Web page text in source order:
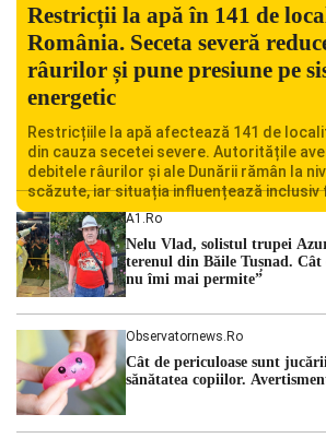
Restricții la apă în 141 de
România. Seceta severă
râurilor și pune presiune pe
energetic
Restricțiile la apă afectează 141 de
din cauza secetei severe. Autoritățile
debitele râurilor și ale Dunării rămân la
scăzute, iar situația influențează
Centralei Nucleare de la Cernavodă.
cu una dintre cele mai dificile perioade
hidrologic din ultimii ani. Lipsa […]
A1.ro
Nelu Vlad, solistul trupei
terenul din Băile Tușnad. Cât
nu îmi mai permite”
Observatornews.ro
Cât de periculoase sunt
sănătatea copiilor.